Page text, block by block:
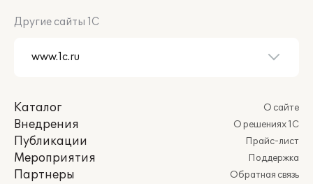
Другие сайты 1С
Каталог
Внедрения
Публикации
Мероприятия
Партнеры
О сайте
О решениях 1С
Прайс-лист
Поддержка
Обратная связь